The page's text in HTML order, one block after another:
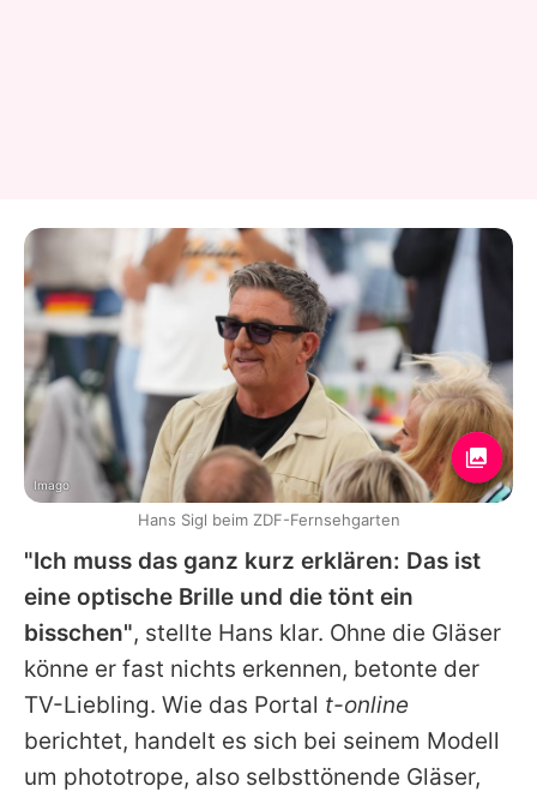
"Ich muss das ganz kurz erklären: Das ist
eine optische Brille und die tönt ein
bisschen", stellte Hans klar. Ohne die Gläser
könne er fast nichts erkennen, betonte der
TV-Liebling. Wie das Portal t-online
berichtet, handelt es sich bei seinem Modell
um phototrope, also selbsttönende Gläser,
Imago
Hans Sigl beim ZDF-Fernsehgarten